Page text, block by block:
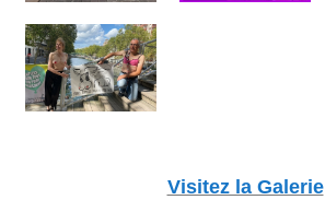
Visitez la Galerie